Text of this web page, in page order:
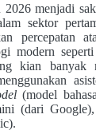
2026 menjadi
sektor
percepatan
modern
kian banyak
(model
(dari